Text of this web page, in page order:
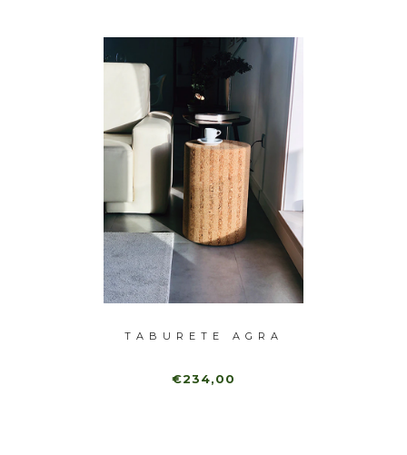
TABURETE AGRA
€234,00